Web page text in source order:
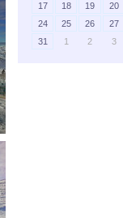
17
18 19 20
24
25 26 27
31
1 2 3